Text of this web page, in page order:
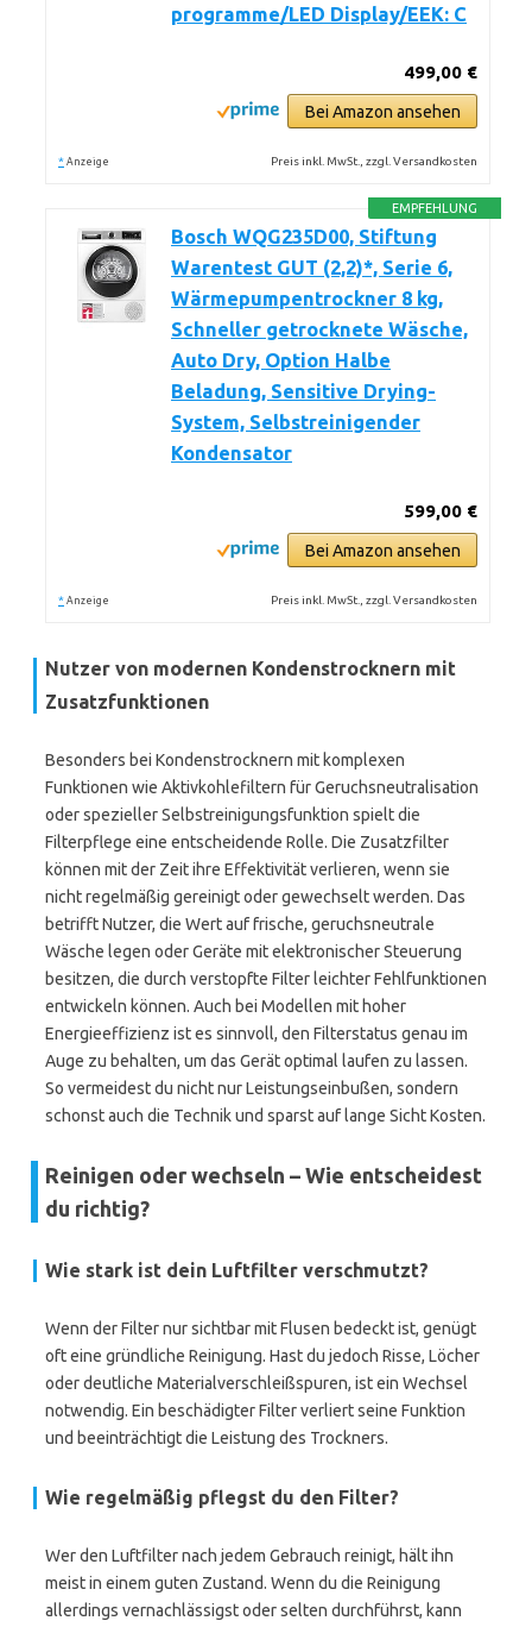
programme/LED Display/EEK: C
499,00 €
Bei Amazon ansehen
* Anzeige Preis inkl. MwSt., zzgl. Versandkosten
EMPFEHLUNG
Bosch WQG235D00, Stiftung
Warentest GUT (2,2)*, Serie 6,
Wärmepumpentrockner 8 kg,
Schneller getrocknete Wäsche,
Auto Dry, Option Halbe
Beladung, Sensitive Drying-
System, Selbstreinigender
Kondensator
599,00 €
Bei Amazon ansehen
* Anzeige Preis inkl. MwSt., zzgl. Versandkosten
Nutzer von modernen Kondenstrocknern mit
Zusatzfunktionen
Besonders bei Kondenstrocknern mit komplexen
Funktionen wie Aktivkohlefiltern für Geruchsneutralisation
oder spezieller Selbstreinigungsfunktion spielt die
Filterpflege eine entscheidende Rolle. Die Zusatzfilter
können mit der Zeit ihre Effektivität verlieren, wenn sie
nicht regelmäßig gereinigt oder gewechselt werden. Das
betrifft Nutzer, die Wert auf frische, geruchsneutrale
Wäsche legen oder Geräte mit elektronischer Steuerung
besitzen, die durch verstopfte Filter leichter Fehlfunktionen
entwickeln können. Auch bei Modellen mit hoher
Energieeffizienz ist es sinnvoll, den Filterstatus genau im
Auge zu behalten, um das Gerät optimal laufen zu lassen.
So vermeidest du nicht nur Leistungseinbußen, sondern
schonst auch die Technik und sparst auf lange Sicht Kosten.
Reinigen oder wechseln – Wie entscheidest
du richtig?
Wie stark ist dein Luftfilter verschmutzt?
Wenn der Filter nur sichtbar mit Flusen bedeckt ist, genügt
oft eine gründliche Reinigung. Hast du jedoch Risse, Löcher
oder deutliche Materialverschleißspuren, ist ein Wechsel
notwendig. Ein beschädigter Filter verliert seine Funktion
und beeinträchtigt die Leistung des Trockners.
Wie regelmäßig pflegst du den Filter?
Wer den Luftfilter nach jedem Gebrauch reinigt, hält ihn
meist in einem guten Zustand. Wenn du die Reinigung
allerdings vernachlässigst oder selten durchführst, kann